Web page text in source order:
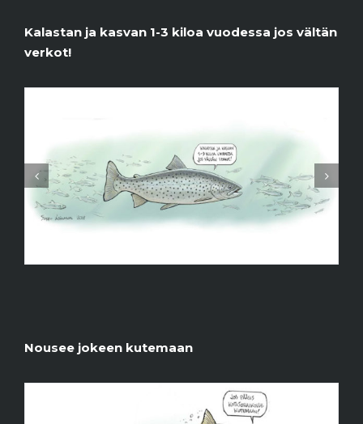
Kalastan ja kasvan 1-3 kiloa vuodessa jos vältän
verkot!
Nousee jokeen kutemaan